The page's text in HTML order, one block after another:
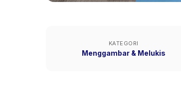
KATEGORI
Menggambar & Melukis